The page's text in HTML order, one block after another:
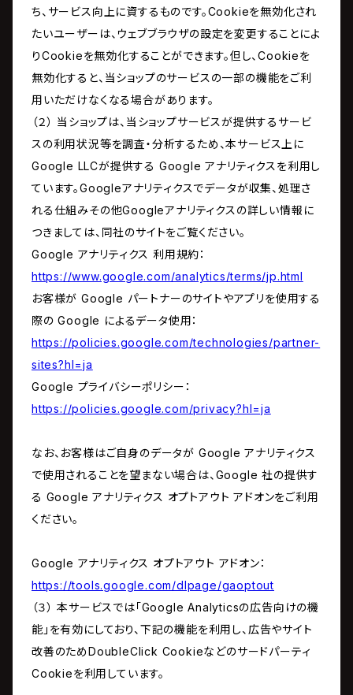
ち、サービス向上に資するものです。Cookieを無効化され
たいユーザーは、ウェブブラウザの設定を変更することによ
りCookieを無効化することができます。但し、Cookieを
無効化すると、当ショップのサービスの一部の機能をご利
用いただけなくなる場合があります。
（２） 当ショップは、当ショップサービスが提供するサービ
スの利用状況等を調査・分析するため、本サービス上に
Google LLCが提供する Google アナリティクスを利用し
ています。Googleアナリティクスでデータが収集、処理さ
れる仕組みその他Googleアナリティクスの詳しい情報に
つきましては、同社のサイトをご覧ください。
Google アナリティクス 利用規約：
https://www.google.com/analytics/terms/jp.html
お客様が Google パートナーのサイトやアプリを使用する
際の Google によるデータ使用：
https://policies.google.com/technologies/partner-
sites?hl=ja
Google プライバシーポリシー：
https://policies.google.com/privacy?hl=ja
なお、お客様はご自身のデータが Google アナリティクス
で使用されることを望まない場合は、Google 社の提供す
る Google アナリティクス オプトアウト アドオンをご利用
ください。
Google アナリティクス オプトアウト アドオン：
https://tools.google.com/dlpage/gaoptout
（３） 本サービスでは「Google Analyticsの広告向けの機
能」を有効にしており、下記の機能を利用し、広告やサイト
改善のためDoubleClick Cookieなどのサードパーティ
Cookieを利用しています。